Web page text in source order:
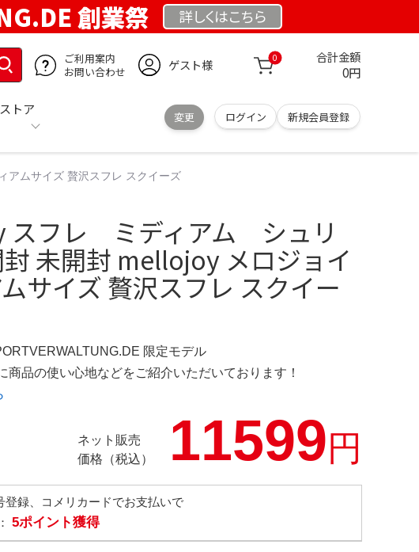
創業祭 詳しくはこちら
ご利用案内
お問い合わせ
ゲスト様 0 合計金額
0円
トア
変更 ログイン 新規会員登録
ムサイズ 贅沢スフレ スクイーズ
スフレ ミディアム シュリ
未開封 mellojoy メロジョイ
サイズ 贅沢スフレ スクイー
限定モデル
商品の使い心地などをご紹介いただいております！
ネット販売
価格（税込）
11599円
登録、コメリカードでお支払いで
5ポイント獲得